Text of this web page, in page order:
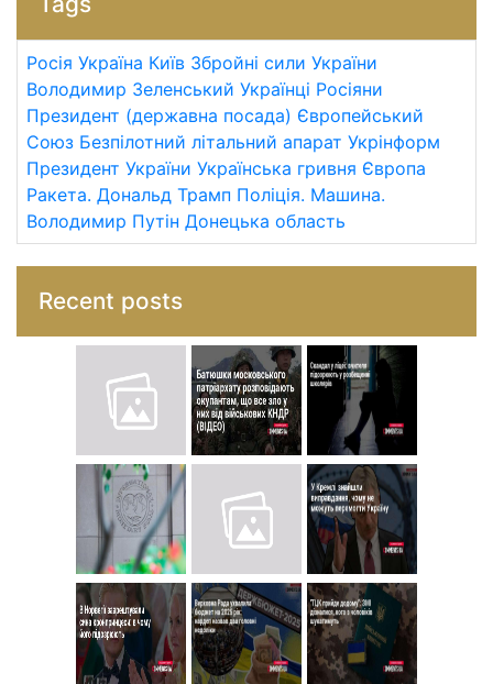
Росія Україна Київ Збройні сили України
Володимир Зеленський Українці Росіяни
Президент (державна посада) Європейський
Союз Безпілотний літальний апарат Укрінформ
Президент України Українська гривня Європа
Ракета. Дональд Трамп Поліція. Машина.
Володимир Путін Донецька область
Recent posts